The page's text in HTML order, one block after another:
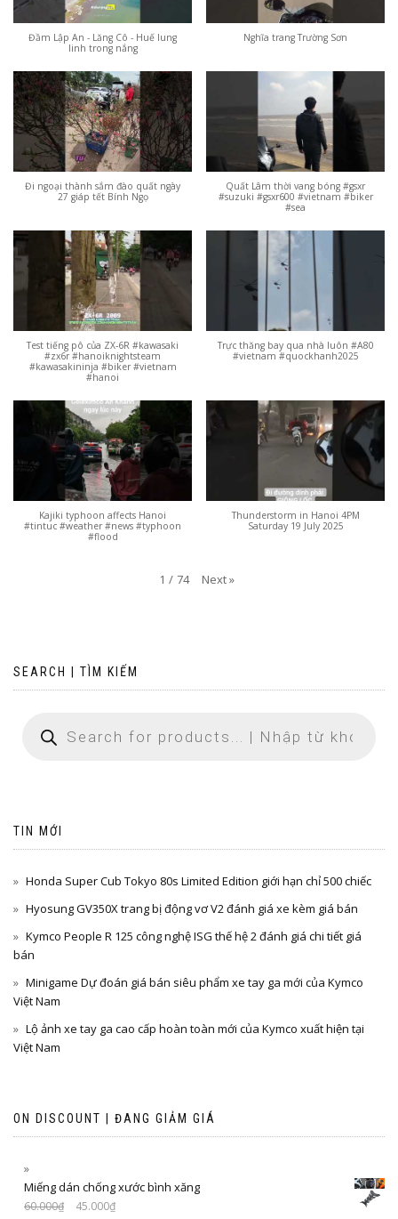
Đầm Lập An - Lăng Cô - Huế lung
linh trong nắng
Nghĩa trang Trường Sơn
Đi ngoại thành sắm đào quất ngày
27 giáp tết Bính Ngọ
Quất Lâm thời vang bóng #gsxr
#suzuki #gsxr600 #vietnam #biker
#sea
Test tiếng pô của ZX-6R #kawasaki
#zx6r #hanoiknightsteam
#kawasakininja #biker #vietnam
#hanoi
Trực thăng bay qua nhà luôn #A80
#vietnam #quockhanh2025
Kajiki typhoon affects Hanoi
#tintuc #weather #news #typhoon
#flood
Thunderstorm in Hanoi 4PM
Saturday 19 July 2025
1 / 74 Next»
SEARCH | TÌM KIẾM
TIN MỚI
Honda Super Cub Tokyo 80s Limited Edition giới hạn chỉ 500 chiếc
Hyosung GV350X trang bị động vơ V2 đánh giá xe kèm giá bán
Kymco People R 125 công nghệ ISG thế hệ 2 đánh giá chi tiết giá
bán
Minigame Dự đoán giá bán siêu phẩm xe tay ga mới của Kymco
Việt Nam
Lộ ảnh xe tay ga cao cấp hoàn toàn mới của Kymco xuất hiện tại
Việt Nam
ON DISCOUNT | ĐANG GIẢM GIÁ
Miếng dán chống xước bình xăng
60.000₫ 45.000₫